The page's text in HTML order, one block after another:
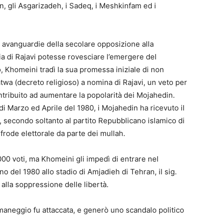
gli Asgarizadeh, i Sadeq, i Meshkinfam ed i
della secolare opposizione alla
di Rajavi potesse rovesciare l’emergere del
tradì la sua promessa iniziale di non
(decreto religioso) a nomina di Rajavi, un veto per
ad aumentare la popolarità dei Mojahedin.
Marzo ed Aprile del 1980, i Mojahedin ha ricevuto il
soltanto al partito Repubblicano islamico di
elettorale da parte dei mullah.
voti, ma Khomeini gli impedì di entrare nel
del 1980 allo stadio di Amjadieh di Tehran, il sig.
soppressione delle libertà.
fu attaccata, e generò uno scandalo politico